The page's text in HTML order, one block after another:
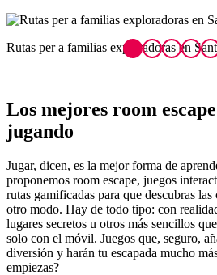
Agency of secrets en Vilanova i la Geltrú
Los mejores room
jugando
Jugar, dicen, es la mejor forma de
proponemos room escape, juegos
rutas gamificadas para que descubras
otro modo. Hay de todo tipo: con
lugares secretos u otros más sencillos
solo con el móvil. Juegos que, seguro,
diversión y harán tu escapada mucho
empiezas?